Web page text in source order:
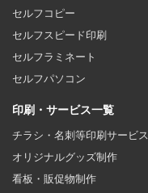
セルフコピー
セルフスピード印刷
セルフラミネート
セルフパソコン
印刷・サービス一覧
チラシ・名刺等印刷サービス
オリジナルグッズ制作
看板・販促物制作